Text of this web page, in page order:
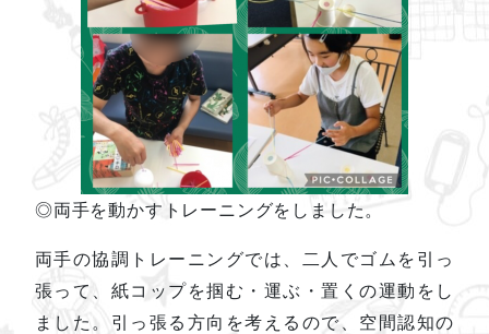
◎両手を動かすトレーニングをしました。
両手の協調トレーニングでは、二人でゴムを引っ
張って、紙コップを掴む・運ぶ・置くの運動をし
ました。引っ張る方向を考えるので、空間認知の